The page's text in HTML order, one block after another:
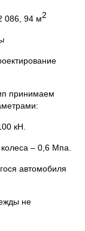
086, 94 м2
принимаем
кН.
– 0,6 Мпа.
автомобиля
не